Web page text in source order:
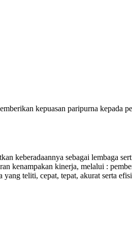
kepuasan paripurna kepada
keberadaannya sebagai lembaga
kenampakan kinerja, melalui :
teliti, cepat, tepat, akurat serta